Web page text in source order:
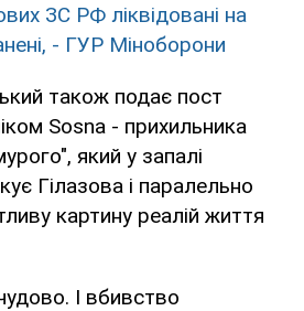
ЗС РФ ліквідовані на
- ГУР Міноборони
також подає пост
Sosna - прихильника
який у запалі
Гілазова і паралельно
картину реалій життя
І вбивство